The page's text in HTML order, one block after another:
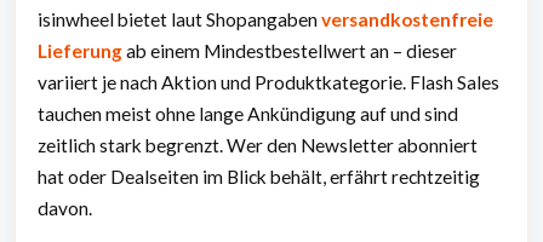
isinwheel bietet laut Shopangabenversandkostenfreie
Lieferungab einem Mindestbestellwert an – dieser
variiert je nach Aktion und Produktkategorie. Flash Sales
tauchen meist ohne lange Ankündigung auf und sind
zeitlich stark begrenzt. Wer den Newsletter abonniert
hat oder Dealseiten im Blick behält, erfährt rechtzeitig
davon.